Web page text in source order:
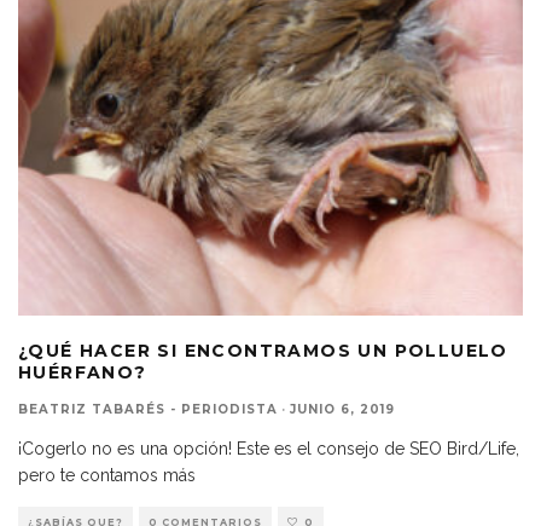
¿QUÉ HACER SI ENCONTRAMOS UN POLLUELO
HUÉRFANO?
BEATRIZ TABARÉS - PERIODISTA · JUNIO 6, 2019
¡Cogerlo no es una opción! Este es el consejo de SEO Bird/Life,
pero te contamos más
¿SABÍAS QUE? 0 COMENTARIOS 0